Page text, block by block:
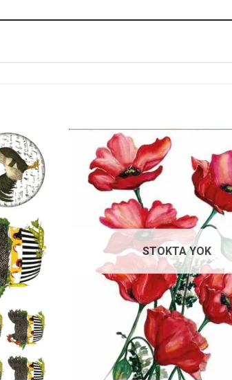
Favorilerime
Ekle
STOKTA YOK